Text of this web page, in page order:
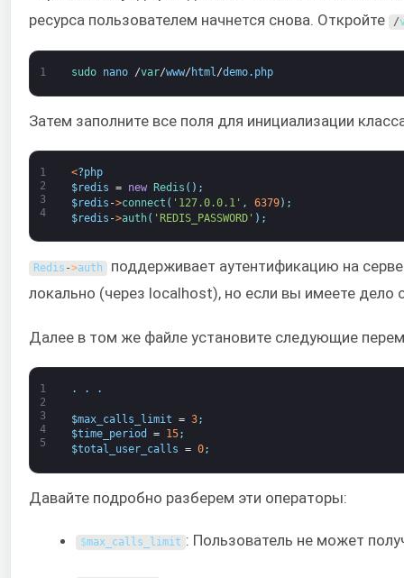
ресурса пользователем начнется снова. Откройте
/
1 sudo nano /var/www/ html /demo. php
Затем заполните все поля для инициализации
1
2
3
4
<?php
$redis = new Redis ( ) ;
$redis ->connect ( '127.0.0.1' , 6379) ;
$redis ->auth( 'REDIS_PASSWORD' ) ;
Redis ->auth поддерживает аутентификацию на
локально (через localhost), но если вы имеете
Далее в том же файле установите следующие
1
2
3
4
5
. . .
$max_calls_limit = 3;
$time_period = 15;
$total_user_calls = 0;
Давайте подробно разберем эти операторы:
$max_calls_limit : Пользователь не может